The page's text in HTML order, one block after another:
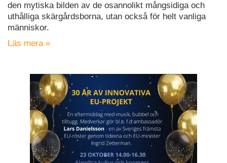
den mytiska bilden av de osannolikt mångsidiga och
uthålliga skärgårdsborna, utan också för helt vanliga
människor.
Läs mera »